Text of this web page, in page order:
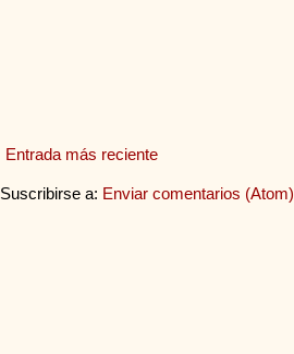
Entrada más reciente
Suscribirse a: Enviar comentarios (Atom)